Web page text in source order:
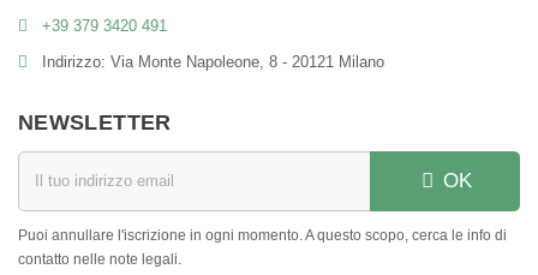
+39 379 3420 491
Indirizzo: Via Monte Napoleone, 8 - 20121 Milano
NEWSLETTER
OK
Puoi annullare l'iscrizione in ogni momento. A questo scopo, cerca le info di
contatto nelle note legali.